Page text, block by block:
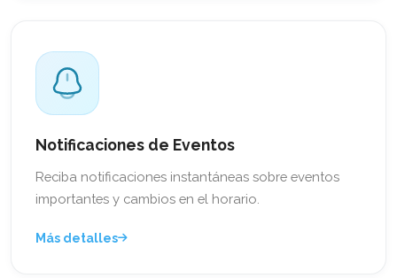
Notificaciones de Eventos
Reciba notificaciones instantáneas sobre eventos
importantes y cambios en el horario.
Más detalles